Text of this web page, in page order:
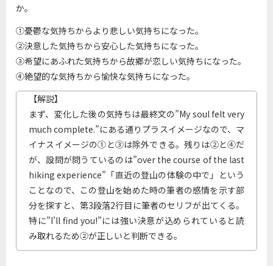
か。
①憂鬱な気持ちからより悲しい気持ちになった。
②決意した気持ちから安心した気持ちになった。
③希望にあふれた気持ちから故郷が恋しい気持ちになった。
④絶望的な気持ちから愉快な気持ちになった。
【解説】
まず、変化した後の気持ちは最終文の”My soul felt very
much complete.”にある通りプラスイメージなので、マ
イナスイメージの①と③は除外できる。残りは②と④だ
が、設問が問うているのは”over the course of the last
hiking experience”「直近の登山の体験の中で」という
ことなので、この登山を始めた時の筆者の感情を示す部
分を探すと、第3段落2行目に筆者のセリフが出てくる。
特に”I’ll find you!”には強い決意が込められていると読
み取れるため②が正しいと判断できる。